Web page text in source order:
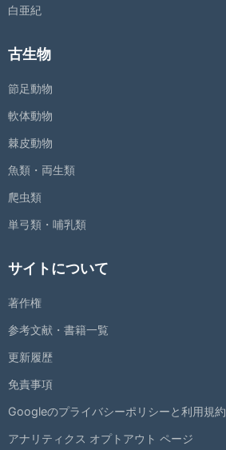
白亜紀
古生物
節足動物
軟体動物
棘皮動物
魚類・両生類
爬虫類
単弓類・哺乳類
サイトについて
著作権
参考文献・書籍一覧
更新履歴
免責事項
Googleのプライバシーポリシーと利用規約
アナリティクス オプトアウト ページ